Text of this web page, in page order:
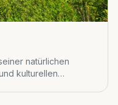
natürlichen
kulturellen